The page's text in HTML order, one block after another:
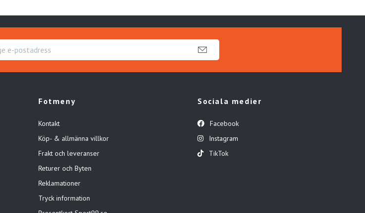
Fotmeny
Kontakt
Köp- & allmänna villkor
Frakt och leveranser
Returer och Byten
Reklamationer
Tryck information
Sociala medier
Facebook
Instagram
TikTok